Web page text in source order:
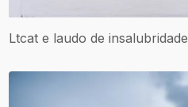
Ltcat e laudo de insalubridade